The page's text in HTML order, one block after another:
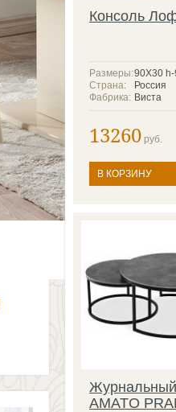
Консоль
90Х30
Размеры:
Россия
Страна:
Виста
Фабрика:
13260 руб.
В КОРЗИНУ
AMATO